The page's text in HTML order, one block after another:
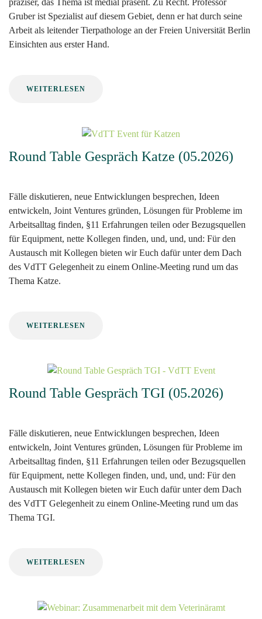
Gruber ist Spezialist auf diesem Gebiet, denn er hat durch seine
Arbeit als leitender Tierpathologe an der Freien Universität Berlin
Einsichten aus erster Hand.
WEITERLESEN
Round Table Gespräch Katze (05.2026)
Fälle diskutieren, neue Entwicklungen besprechen, Ideen
entwickeln, Joint Ventures gründen, Lösungen für Probleme im
Arbeitsalltag finden, §11 Erfahrungen teilen oder Bezugsquellen
für Equipment, nette Kollegen finden, und, und, und: Für den
Austausch mit Kollegen bieten wir Euch dafür unter dem Dach
des VdTT Gelegenheit zu einem Online-Meeting rund um das
Thema Katze.
WEITERLESEN
Round Table Gespräch TGI (05.2026)
Fälle diskutieren, neue Entwicklungen besprechen, Ideen
entwickeln, Joint Ventures gründen, Lösungen für Probleme im
Arbeitsalltag finden, §11 Erfahrungen teilen oder Bezugsquellen
für Equipment, nette Kollegen finden, und, und, und: Für den
Austausch mit Kollegen bieten wir Euch dafür unter dem Dach
des VdTT Gelegenheit zu einem Online-Meeting rund um das
Thema TGI.
WEITERLESEN